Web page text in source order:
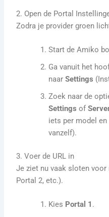
2. Open de Portal
Zodra je provider groen
Start de Amiko
Ga vanuit het
naarSettings
Zoek naar de
Settings of
iets per model
vanzelf).
3. Voer de URL in
Je ziet nu vaak sloten
Portal 2, etc.).
Kies Portal 1 .